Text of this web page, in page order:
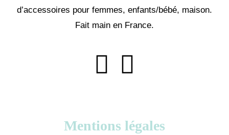
d’accessoires pour femmes, enfants/bébé, maison.
Fait main en France.
Mentions légales